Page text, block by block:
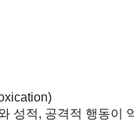
적, 공격적 행동이